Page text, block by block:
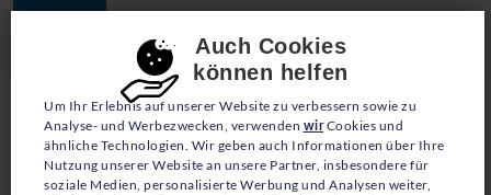
Consent-Einstellungen
Auch Cookies
können helfen
Um Ihr Erlebnis auf unserer Website zu verbessern sowie zu
Analyse- und Werbezwecken, verwenden wirCookies und
ähnliche Technologien. Wir geben auch Informationen über Ihre
Nutzung unserer Website an unsere Partner, insbesondere für
soziale Medien, personalisierte Werbung und Analysen weiter,
JETZT SPENDEN